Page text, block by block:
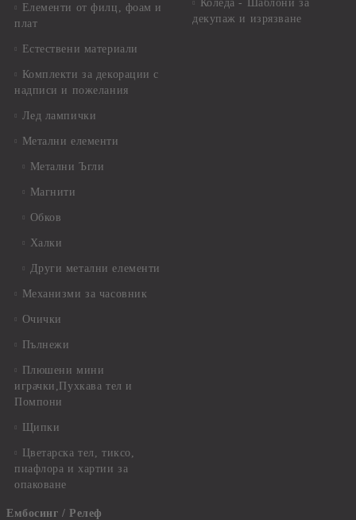
Елементи от филц, фоам и
плат
Естествени материали
Комплекти за декорации с
надписи и пожелания
Лед лампички
Метални елементи
Метални Ъгли
Магнити
Обков
Халки
Други метални елементи
Механизми за часовник
Очички
Пълнежи
Плюшени мини
играчки,Пухкава тел и
Помпони
Щипки
Цветарска тел, тиксо,
пиафлора и хартии за
опаковане
Ембосинг / Релеф
Коледа - Шаблони за
декупаж и изрязване